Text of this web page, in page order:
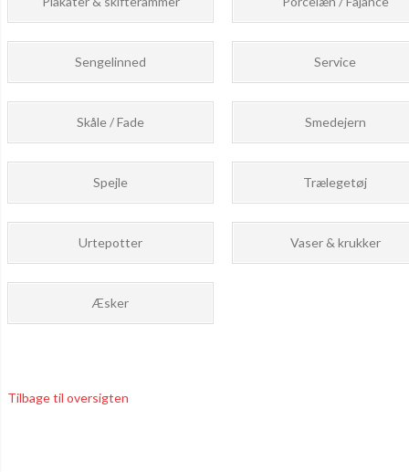
Sengelinned Service
Skåle / Fade Smedejern
Spejle Trælegetøj
Urtepotter Vaser & krukker
Æsker
Tilbage til oversigten